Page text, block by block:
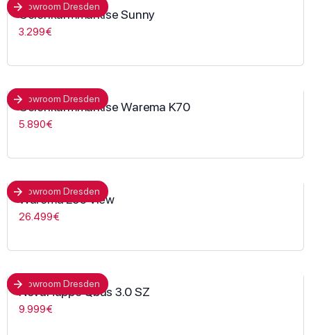
Showroom Dresden
Gelenkarmmarkise Sunny
3.299€
Showroom Dresden
Gelenkarmmarkise Warema K70
5.890€
Showroom Dresden
Warema L50 View
26.499€
Showroom Dresden
NovaHüppe Qbus 3.0 SZ
9.999€